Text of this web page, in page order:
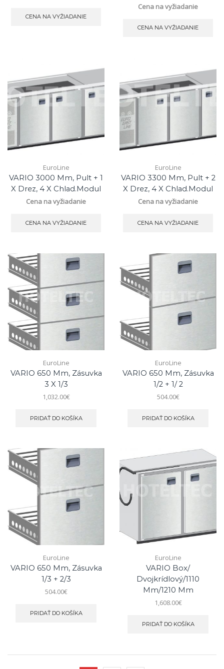
CENA NA VYŽIADANIE
Cena na vyžiadanie
CENA NA VYŽIADANIE
EuroLine
VARIO 3000 Mm, Pult + 1
X Drez, 4 X Chlad.modul
Cena na vyžiadanie
CENA NA VYŽIADANIE
EuroLine
VARIO 3300 Mm, Pult + 2
X Drez, 4 X Chlad.modul
Cena na vyžiadanie
CENA NA VYŽIADANIE
EuroLine
VARIO 650 Mm, Zásuvka
3 X 1/3
1,032.00€
PRIDAŤ DO KOŠÍKA
EuroLine
VARIO 650 Mm, Zásuvka
1/2 + 1/ 2
504.00€
PRIDAŤ DO KOŠÍKA
EuroLine
VARIO 650 Mm, Zásuvka
1/3 + 2/3
504.00€
PRIDAŤ DO KOŠÍKA
EuroLine
VARIO Box/
Dvojkrídlový/1110
Mm/1210 Mm
1,608.00€
PRIDAŤ DO KOŠÍKA